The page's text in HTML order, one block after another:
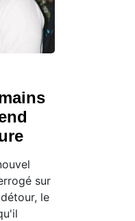
sur
le